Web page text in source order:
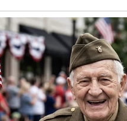
Tabung
orang ramai juga dialu-
dan input
menerusi
ms/. -